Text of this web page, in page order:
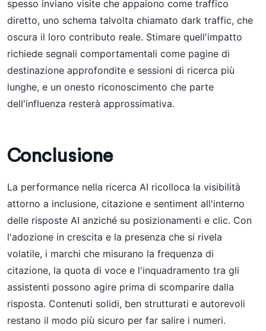
spesso inviano visite che appaiono come traffico
diretto, uno schema talvolta chiamato dark traffic, che
oscura il loro contributo reale. Stimare quell'impatto
richiede segnali comportamentali come pagine di
destinazione approfondite e sessioni di ricerca più
lunghe, e un onesto riconoscimento che parte
dell'influenza resterà approssimativa.
Conclusione
La performance nella ricerca AI ricolloca la visibilità
attorno a inclusione, citazione e sentiment all'interno
delle risposte AI anziché su posizionamenti e clic. Con
l'adozione in crescita e la presenza che si rivela
volatile, i marchi che misurano la frequenza di
citazione, la quota di voce e l'inquadramento tra gli
assistenti possono agire prima di scomparire dalla
risposta. Contenuti solidi, ben strutturati e autorevoli
restano il modo più sicuro per far salire i numeri.